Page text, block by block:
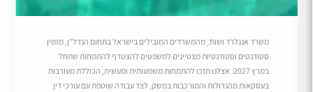
משרד אנגלרד ושות’, מהמשרדים המובילים בישראל בתחום הנדל”ן, מזמין
סטודנטים וסטודנטיות מצטיינים למשפטים להצטרף להתמחות שתחל
במרץ 2027. אצלנו תזכו להתמחות משמעותית ומעשית, הכוללת מעורבות
בעסקאות מהגדולות והמורכבות במשק, לצד עבודה שוטפת עם עורכי דין